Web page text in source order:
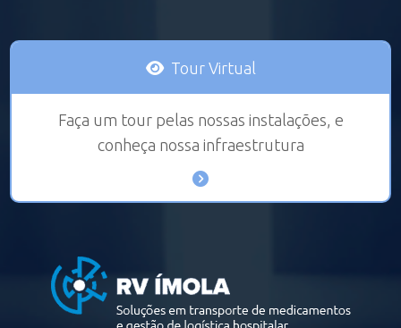
Tour Virtual
Faça um tour pelas nossas instalações, e
conheça nossa infraestrutura